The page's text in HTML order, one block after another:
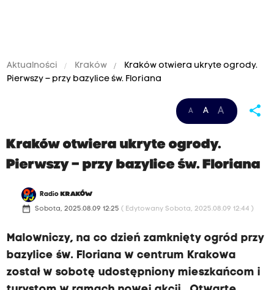
Aktualności Kraków
Kraków otwiera ukryte ogrody.
Pierwszy – przy bazylice św. Floriana
A A A share
Kraków otwiera ukryte ogrody.
Pierwszy – przy bazylice św. Floriana
Radio KRAKÓW
date_range Sobota, 2025.08.09 12:25 ( Edytowany Sobota, 2025.08.09 12:44 )
Malowniczy, na co dzień zamknięty ogród przy
bazylice św. Floriana w centrum Krakowa
został w sobotę udostępniony mieszkańcom i